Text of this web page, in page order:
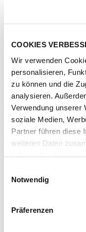
COOKIES
Wir verwenden
personalisieren,
zu können und die
analysieren.
Verwendung unserer
soziale Medien,
Partner führen diese
weiteren Daten
haben oder die sie
Notwendig
Präferenzen
Artikel-Nr.JS0390-crsk-
Farbe crsk/rayblu/
Ausgewählt
Grösse
Wähle eine Variante